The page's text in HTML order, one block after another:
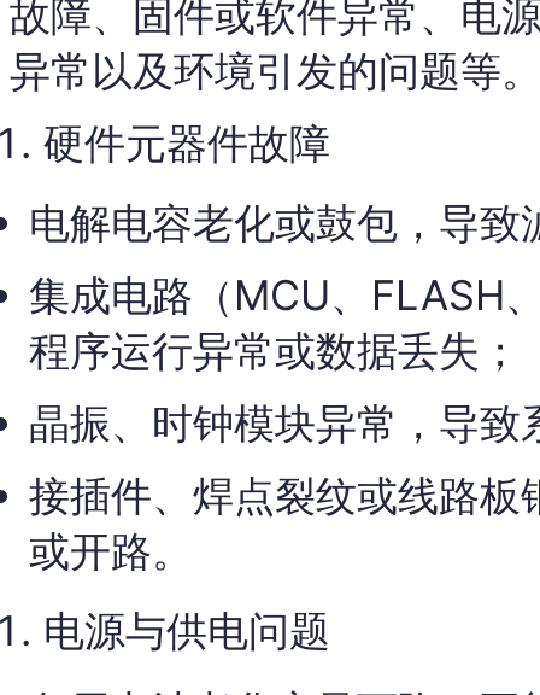
故障、固件或软件异常、电
异常以及环境引发的问题等
硬件元器件故障
电解电容老化或鼓包，导
集成电路（MCU、FLASH
程序运行异常或数据丢失；
晶振、时钟模块异常，导
接插件、焊点裂纹或线路
或开路。
电源与供电问题